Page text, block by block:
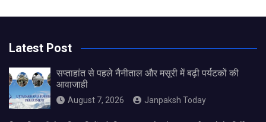
Latest Post
सप्ताहांत से पहले नैनीताल और मसूरी में बढ़ी पर्यटकों की
आवाजाही
August 7, 2026 Janpaksh Today